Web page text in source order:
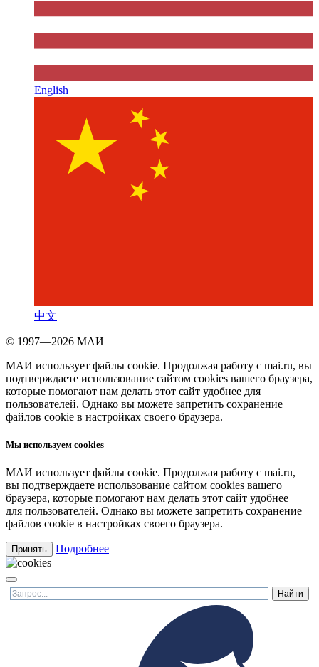
English
中文
© 1997—2026 МАИ
МАИ использует файлы cookie. Продолжая работу с mai.ru, вы
подтверждаете использование сайтом cookies вашего браузера,
которые помогают нам делать этот сайт удобнее для
пользователей. Однако вы можете запретить сохранение
файлов cookie в настройках своего браузера.
Мы используем cookies
МАИ использует файлы cookie. Продолжая работу с mai.ru,
вы подтверждаете использование сайтом cookies вашего
браузера, которые помогают нам делать этот сайт удобнее
для пользователей. Однако вы можете запретить сохранение
файлов cookie в настройках своего браузера.
Принять Подробнее